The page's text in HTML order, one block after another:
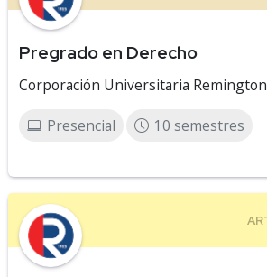
Pregrado en Derecho
Corporación Universitaria Remington
Presencial 10 semestres